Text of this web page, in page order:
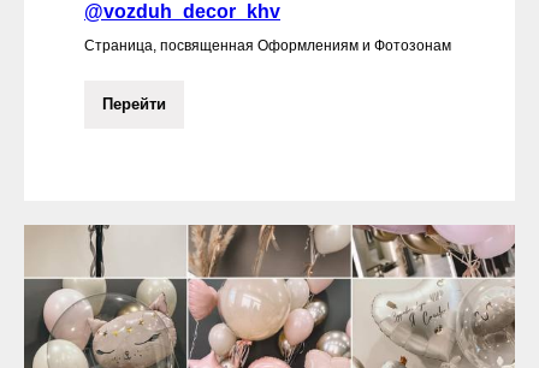
@vozduh_decor_khv
Страница, посвященная Оформлениям и Фотозонам
Перейти